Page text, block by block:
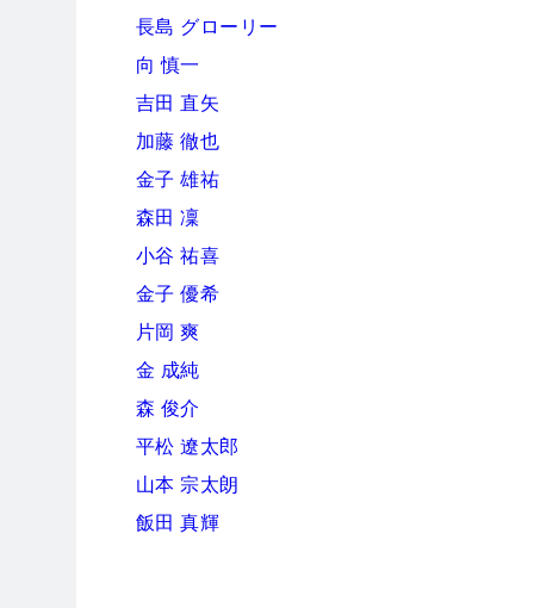
長島 グローリー
向 慎一
吉田 直矢
加藤 徹也
金子 雄祐
森田 凜
小谷 祐喜
金子 優希
片岡 爽
金 成純
森 俊介
平松 遼太郎
山本 宗太朗
飯田 真輝